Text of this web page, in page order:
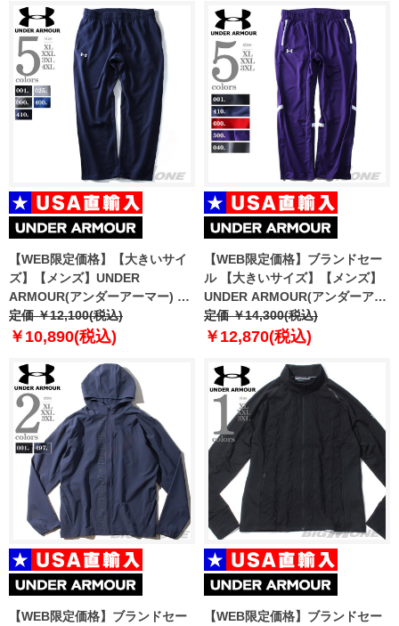
【WEB限定価格】【大きいサイ
ズ】【メンズ】UNDER
ARMOUR(アンダーアーマー) フ
リースパンツ【USA直輸入】
1300124
定価 ￥12,100(税込)
￥10,890(税込)
【WEB限定価格】ブランドセー
ル 【大きいサイズ】【メンズ】
UNDER ARMOUR(アンダーアー
マー) ウォームアップ パンツ
【USA直輸入】1270404
定価 ￥14,300(税込)
￥12,870(税込)
【WEB限定価格】ブランドセー
【WEB限定価格】ブランドセー